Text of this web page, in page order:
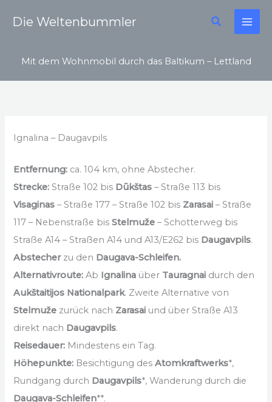
InhaltDie Weltenbummler Suchen
Mit dem Wohnmobil durch das Baltikum – Lettland
Ignalina – Daugavpils
Entfernung: ca. 104 km, ohne Abstecher.
Strecke: Straße 102 bis Dūkštas – Straße 113 bis
Visaginas – Straße 177 – Straße 102 bis Zarasai – Straße
117 – Nebenstraße bisStelmuže – Schotterweg bis
Straße A14 – Straßen A14 und A13/E262 bis Daugavpils.
Abstecher zu den Daugava-Schleifen.
Alternativroute:Ab Ignalina über Tauragnai durch den
Aukštaitijos Nationalpark. Zweite Alternative von
Stelmuže zurück nach Zarasai und über Straße A13
direkt nach Daugavpils.
Reisedauer: Mindestens ein Tag.
Höhepunkte: Besichtigung desAtomkraftwerks*,
Rundgang durch Daugavpils*, Wanderung durch die
Daugava-Schleifen**.